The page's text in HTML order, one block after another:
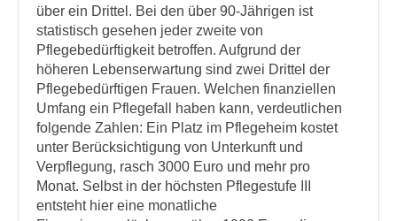
über ein Drittel. Bei den über 90-Jährigen ist
statistisch gesehen jeder zweite von
Pflegebedürftigkeit betroffen. Aufgrund der
höheren Lebenserwartung sind zwei Drittel der
Pflegebedürftigen Frauen. Welchen finanziellen
Umfang ein Pflegefall haben kann, verdeutlichen
folgende Zahlen: Ein Platz im Pflegeheim kostet
unter Berücksichtigung von Unterkunft und
Verpflegung, rasch 3000 Euro und mehr pro
Monat. Selbst in der höchsten Pflegestufe III
entsteht hier eine monatliche